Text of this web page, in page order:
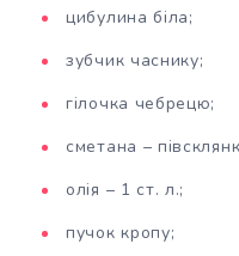
цибулина біла;
зубчик часнику;
гілочка чебрецю;
сметана –
олія – 1 ст. л.;
пучок кропу;